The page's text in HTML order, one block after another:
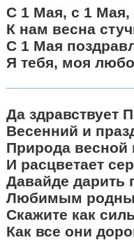
С 1 Мая, с 1 Мая,
К нам весна
С 1 Мая
Я тебя, моя
Да здравствует
Весенний и
Природа весной
И расцветает
Давайде дарить
Любимым
Скажите как
Как все они